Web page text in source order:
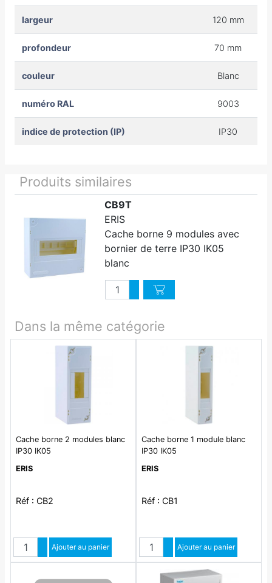
largeur 120 mm
profondeur 70 mm
couleur Blanc
numéro RAL 9003
indice de protection (IP) IP30
Produits similaires
CB9T
ERIS
Cache borne 9 modules avec
bornier de terre IP30 IK05
blanc
QuantitéAugmenter quantité
Diminuer quantité
Dans la même catégorie
Cache borne 2 modules blanc
IP30 IK05
ERIS
Réf : CB2
QuantitéAugmenter quantité
Diminuer quantité
Ajouter au panier
Cache borne 1 module blanc
IP30 IK05
ERIS
Réf : CB1
QuantitéAugmenter quantité
Diminuer quantité
Ajouter au panier